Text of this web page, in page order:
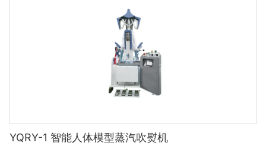
YQRY-1 智能人体模型蒸汽吹熨机